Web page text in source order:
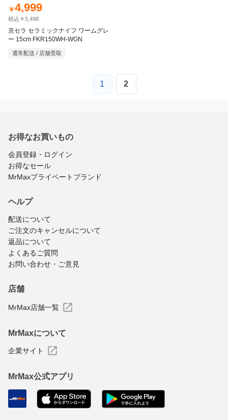
￥4,999
税込￥5,498
京セラ セラミックナイフ ワームグレ
ー 15cm FKR150WH-WGN
通常配送 / 店舗受取
1 2
お得なお買いもの
会員登録・ログイン
お得なセール
MrMaxプライベートブランド
ヘルプ
配送について
ご注文のキャンセルについて
返品について
よくあるご質問
お問い合わせ・ご意見
店舗
MrMax店舗一覧
MrMaxについて
企業サイト
MrMax公式アプリ